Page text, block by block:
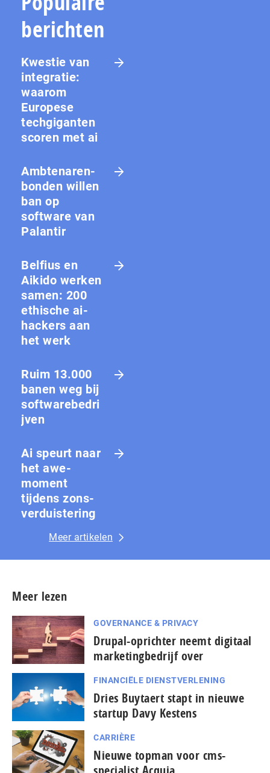
berichten
Kwestie van
integratie:
waarom
Europese
techgiganten
scoren met ai
Amb­te­na­ren­
bon­den willen
ban op
software van
Palantir
Belfius en
Aikido werken
samen: 200
ethische ai-
hackers aan
het werk
Ruim 13.000
banen weg bij
softwarebedri
jven
Ai speurt naar
het awe-
moment
tijdens zons­
ver­duis­te­ring
Meer artikelen
Meer lezen
GOVERNANCE & PRIVACY
Drupal-oprichter neemt digitaal
marketingbedrijf over
FINANCIËLE DIENSTVERLENING
Dries Buytaert stapt in nieuwe
startup Davy Kestens
CARRIÈRE
Nieuwe topman voor cms-